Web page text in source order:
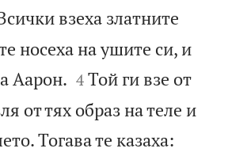
взеха златните
носеха на ушите си, и
Аарон. 

4 Той ги взе от
от тях образ на теле и
Тогава те казаха: